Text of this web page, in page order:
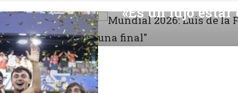
«Es un lujo estar en una final»